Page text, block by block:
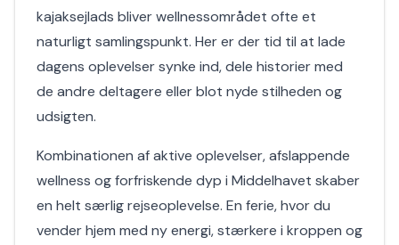
kajaksejlads bliver wellnessområdet ofte et
naturligt samlingspunkt. Her er der tid til at lade
dagens oplevelser synke ind, dele historier med
de andre deltagere eller blot nyde stilheden og
udsigten.
Kombinationen af aktive oplevelser, afslappende
wellness og forfriskende dyp i Middelhavet skaber
en helt særlig rejseoplevelse. En ferie, hvor du
vender hjem med ny energi, stærkere i kroppen og